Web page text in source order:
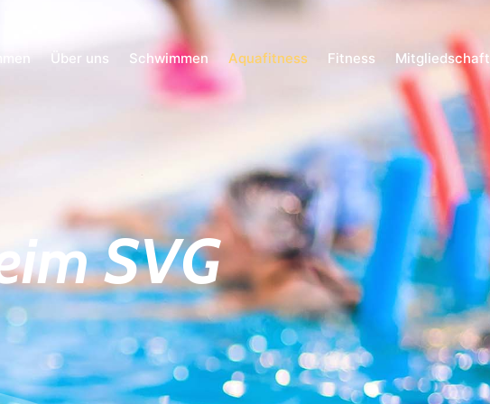
Über uns Schwimmen Aquafitness Fitness Mitgliedschaft
SVG